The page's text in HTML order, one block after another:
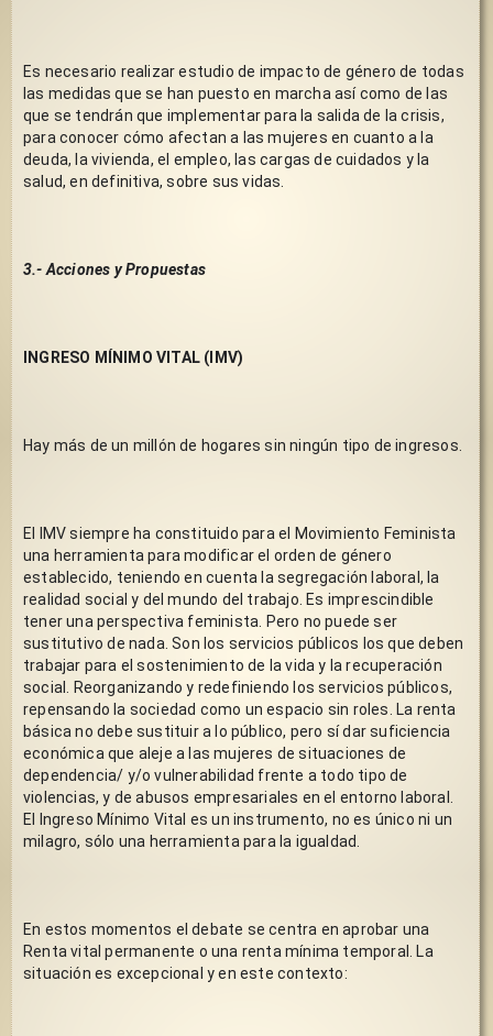
Es necesario realizar estudio de impacto de género de todas
las medidas que se han puesto en marcha así como de las
que se tendrán que implementar para la salida de la crisis,
para conocer cómo afectan a las mujeres en cuanto a la
deuda, la vivienda, el empleo, las cargas de cuidados y la
salud, en definitiva, sobre sus vidas.
3.- Acciones y Propuestas
INGRESO MÍNIMO VITAL (IMV)
Hay más de un millón de hogares sin ningún tipo de ingresos.
El IMV siempre ha constituido para el Movimiento Feminista
una herramienta para modificar el orden de género
establecido, teniendo en cuenta la segregación laboral, la
realidad social y del mundo del trabajo. Es imprescindible
tener una perspectiva feminista. Pero no puede ser
sustitutivo de nada. Son los servicios públicos los que deben
trabajar para el sostenimiento de la vida y la recuperación
social. Reorganizando y redefiniendo los servicios públicos,
repensando la sociedad como un espacio sin roles. La renta
básica no debe sustituir a lo público, pero sí dar suficiencia
económica que aleje a las mujeres de situaciones de
dependencia/ y/o vulnerabilidad frente a todo tipo de
violencias, y de abusos empresariales en el entorno laboral.
El Ingreso Mínimo Vital es un instrumento, no es único ni un
milagro, sólo una herramienta para la igualdad.
En estos momentos el debate se centra en aprobar una
Renta vital permanente o una renta mínima temporal. La
situación es excepcional y en este contexto: